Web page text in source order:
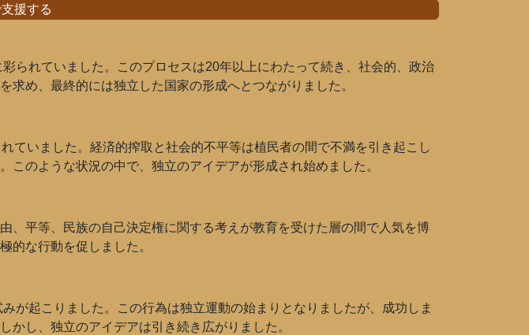
援する
られていました。このプロセスは20年以上にわたって続き、社会的、政治
め、最終的には独立した国家の形成へとつながりました。
ていました。経済的搾取と社会的不平等は植民者の間で不満を引き起こし
のような状況の中で、独立のアイデアが形成され始めました。
、平等、民族の自己決定権に関する考えが教育を受けた層の間で人気を博
的な行動を促しました。
が起こりました。この行為は独立運動の始まりとなりましたが、成功しま
し、独立のアイデアは引き続き広がりました。